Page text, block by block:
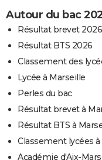
Autour du bac
Résultat brevet 2026
Résultat BTS 2026
Classement des
Lycée à Marseille
Perles du bac
Résultat brevet à
Résultat BTS à
Classement lycées
Académie d'Aix-